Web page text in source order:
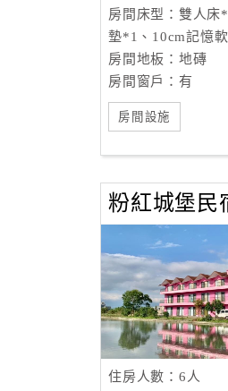
房間床型：雙人床
墊*1、10cm記憶
房間地板：地磚
房間窗戶：有
房間設施
粉紅城堡民
住房人數：6人